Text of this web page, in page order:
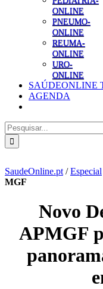
ONLINE
PNEUMO-
ONLINE
REUMA-
ONLINE
URO-
ONLINE
SAÚDEONLINE
AGENDA
Pesquisar
SaudeOnline.pt /Especial
MGF
Novo
APMGF